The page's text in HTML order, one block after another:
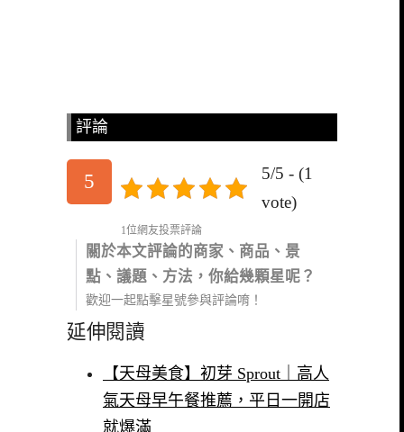
評論
5
5/5 - (1
vote)
1位網友投票評論
關於本文評論的商家、商品、景
點、議題、方法，你給幾顆星呢？
歡迎一起點擊星號參與評論唷！
延伸閱讀
【天母美食】初芽 Sprout｜高人
氣天母早午餐推薦，平日一開店
就爆滿